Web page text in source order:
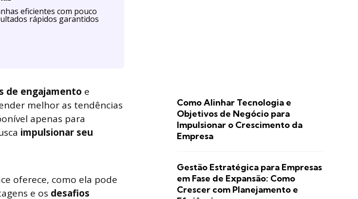
eficientes com pouco
rápidos garantidos
de engajamento e
melhor as tendências
apenas para
impulsionar seu
oferece, como ela pode
e os desafios
Como Alinhar Tecnologia e
Objetivos de Negócio para
Impulsionar o Crescimento da
Empresa
Gestão Estratégica para Empresas
em Fase de Expansão: Como
Crescer com Planejamento e